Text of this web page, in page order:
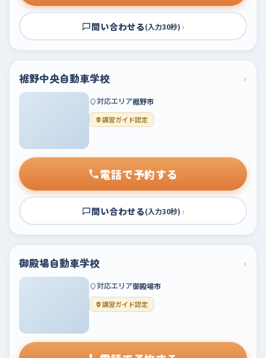
問い合わせる(入力30秒) ›
裾野中央自動車学校 ›
対応エリア裾野市
講習ガイド認定
電話で予約する
問い合わせる(入力30秒) ›
御殿場自動車学校 ›
対応エリア御殿場市
講習ガイド認定